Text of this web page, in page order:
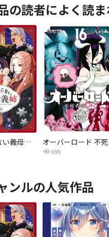
の読者によく読
いびってこない義母と義姉 オ
699
ンルの人気作品